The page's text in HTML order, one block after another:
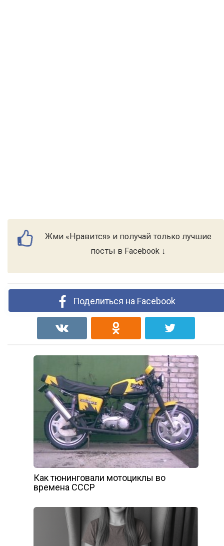
Жми «Нравится» и получай только лучшие
посты в Facebook ↓
Поделиться на Facebook
Как тюнинговали мотоциклы во
времена СССР